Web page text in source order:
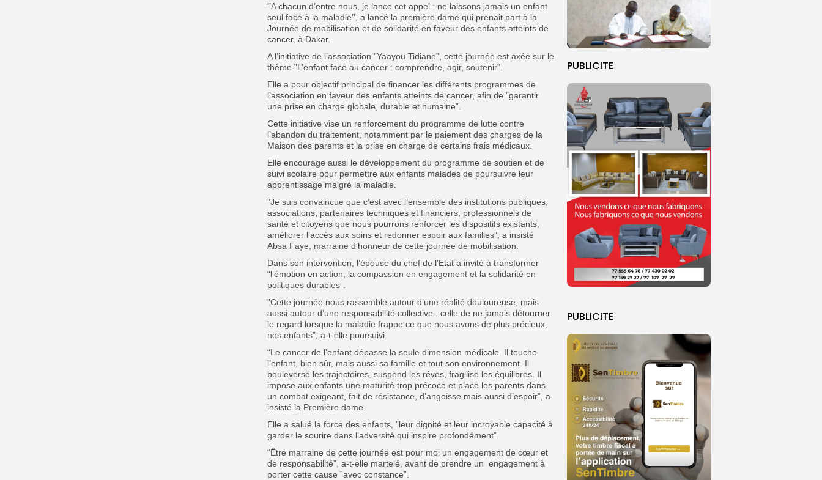
PUBLICITE
PUBLICITE
‘’A chacun d’entre nous, je lance cet appel : ne laissons jamais un enfant
seul face à la maladie’’, a lancé la première dame qui prenait part à la
Journée de mobilisation et de solidarité en faveur des enfants atteints de
cancer, à Dakar.
A l’initiative de l’association ”Yaayou Tidiane”, cette journée est axée sur le
thème ”L’enfant face au cancer : comprendre, agir, soutenir”.
Elle a pour objectif principal de financer les différents programmes de
l’association en faveur des enfants atteints de cancer, afin de ”garantir
une prise en charge globale, durable et humaine”.
Cette initiative vise un renforcement du programme de lutte contre
l’abandon du traitement, notamment par le paiement des charges de la
Maison des parents et la prise en charge de certains frais médicaux.
Elle encourage aussi le développement du programme de soutien et de
suivi scolaire pour permettre aux enfants malades de poursuivre leur
apprentissage malgré la maladie.
”Je suis convaincue que c’est avec l’ensemble des institutions publiques,
associations, partenaires techniques et financiers, professionnels de
santé et citoyens que nous pourrons renforcer les dispositifs existants,
améliorer l’accès aux soins et redonner espoir aux familles”, a insisté
Absa Faye, marraine d’honneur de cette journée de mobilisation.
Dans son intervention, l’épouse du chef de l’Etat a invité à transformer
“l’émotion en action, la compassion en engagement et la solidarité en
politiques durables”.
”Cette journée nous rassemble autour d’une réalité douloureuse, mais
aussi autour d’une responsabilité collective : celle de ne jamais détourner
le regard lorsque la maladie frappe ce que nous avons de plus précieux,
nos enfants”, a-t-elle poursuivi.
“Le cancer de l’enfant dépasse la seule dimension médicale. Il touche
l’enfant, bien sûr, mais aussi sa famille et tout son environnement. Il
bouleverse les trajectoires, suspend les rêves, fragilise les équilibres. Il
impose aux enfants une maturité trop précoce et place les parents dans
un combat exigeant, fait de résistance, d’angoisse mais aussi d’espoir”, a
insisté la Première dame.
Elle a salué la force des enfants, ”leur dignité et leur incroyable capacité à
garder le sourire dans l’adversité qui inspire profondément”.
“Être marraine de cette journée est pour moi un engagement de cœur et
de responsabilité”, a-t-elle martelé, avant de prendre un engagement à
porter cette cause ”avec constance”.